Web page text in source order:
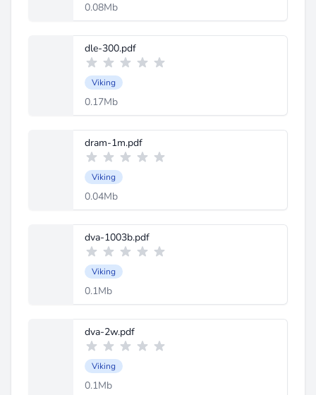
0.08Mb
dle-300.pdf
Viking
0.17Mb
dram-1m.pdf
Viking
0.04Mb
dva-1003b.pdf
Viking
0.1Mb
dva-2w.pdf
Viking
0.1Mb